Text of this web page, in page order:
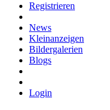
Registrieren
News
Kleinanzeigen
Bildergalerien
Blogs
Login